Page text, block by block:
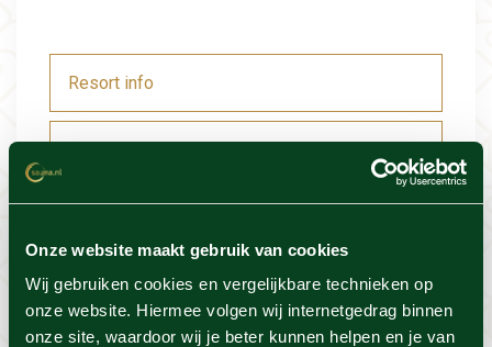
Onze website maakt gebruik van cookies
Wij gebruiken cookies en vergelijkbare technieken op
onze website. Hiermee volgen wij internetgedrag binnen
onze site, waardoor wij je beter kunnen helpen en je van
Resort info
Voorwaarden